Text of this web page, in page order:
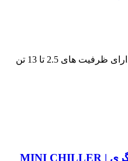
مینی چیلر هوا خنک اسکرال گری دارای ظرفیت های 2.5 تا 13 تن
مینی چیلر هوا خنک اسکرال گری | MINI CHILLER